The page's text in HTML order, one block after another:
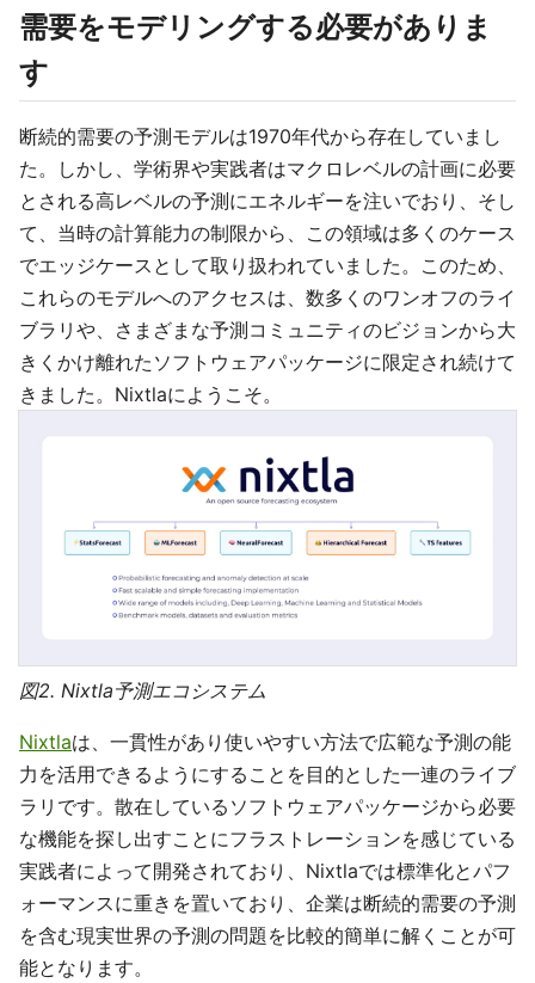
需要をモデリングする必要がありま
す
断続的需要の予測モデルは1970年代から存在していまし
た。しかし、学術界や実践者はマクロレベルの計画に必要
とされる高レベルの予測にエネルギーを注いでおり、そし
て、当時の計算能力の制限から、この領域は多くのケース
でエッジケースとして取り扱われていました。このため、
これらのモデルへのアクセスは、数多くのワンオフのライ
ブラリや、さまざまな予測コミュニティのビジョンから大
きくかけ離れたソフトウェアパッケージに限定され続けて
きました。Nixtlaにようこそ。
図2. Nixtla予測エコシステム
Nixtlaは、一貫性があり使いやすい方法で広範な予測の能
力を活用できるようにすることを目的とした一連のライブ
ラリです。散在しているソフトウェアパッケージから必要
な機能を探し出すことにフラストレーションを感じている
実践者によって開発されており、Nixtlaでは標準化とパフ
ォーマンスに重きを置いており、企業は断続的需要の予測
を含む現実世界の予測の問題を比較的簡単に解くことが可
能となります。